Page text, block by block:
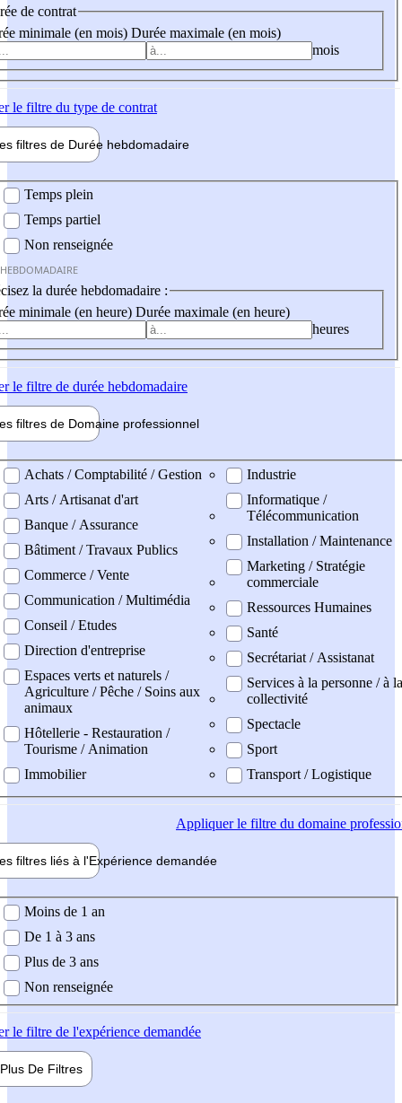
de contrat
minimale (en mois) Durée maximale (en mois)
mois
le filtre du type de contrat
filtres de Durée hebdomadaire
Temps plein
Temps partiel
Non renseignée
la durée hebdomadaire :
minimale (en heure) Durée maximale (en heure)
heures
le filtre de durée hebdomadaire
filtres de Domaine professionnel
professionel
Achats / Comptabilité / Gestion
Arts / Artisanat d'art
Banque / Assurance
Bâtiment / Travaux Publics
Commerce / Vente
Communication / Multimédia
Conseil / Etudes
Direction d'entreprise
Espaces verts et naturels /
Agriculture / Pêche / Soins aux
animaux
Hôtellerie - Restauration /
Tourisme / Animation
Immobilier
Industrie
Informatique /
Télécommunication
Installation / Maintenance
Marketing / Stratégie
commerciale
Ressources Humaines
Santé
Secrétariat / Assistanat
Services à la personne / à la
collectivité
Spectacle
Sport
Transport / Logistique
Appliquerle filtre du domaine
filtres liés à l'Expérience demandée
demandée
Moins de 1 an
De 1 à 3 ans
Plus de 3 ans
Non renseignée
le filtre de l'expérience demandée
Plus De Filtres